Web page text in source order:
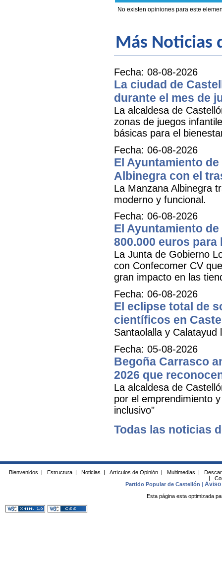
No existen opiniones para este
Más Noticias
Fecha: 08-08-2026
La ciudad de
durante el mes de
La alcaldesa de
zonas de juegos
básicas para el
Fecha: 06-08-2026
El Ayuntamiento
Albinegra con el
La Manzana Albinegra
moderno y funcional.
Fecha: 06-08-2026
El Ayuntamiento
800.000 euros
La Junta de Gobierno
con Confecomer CV
gran impacto en las
Fecha: 06-08-2026
El eclipse total de
científicos en
Santaolalla y Calatayud
Fecha: 05-08-2026
Begoña Carrasco
2026 que
La alcaldesa de
por el emprendimiento
inclusivo"
Todas las noticias
Bienvenidos Estructura Noticias Artículos de Opinión Multimedias
Partido Popular de Castellón
|Aviso
Esta página esta optimizada